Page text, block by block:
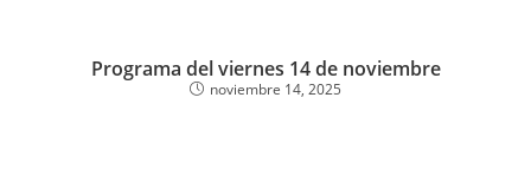
Programa del viernes 14 de noviembre
noviembre 14, 2025